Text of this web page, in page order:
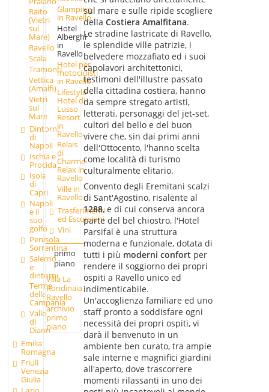
Raito
(Vietri
sul
Mare)
Ravello
Scala
Tramonti
Vettica
(Amalfi)
Vietri
sul
Mare
Dintorni
di
Napoli
Ischia e
Procida
Isola
di
Capri
Napoli
e il
suo
golfo
Penisola
Sorrentina
Salerno
e
dintorni
Terme
della
Campania
Vallo
di
Diano
Emilia
Romagna
Friuli
Venezia
Giulia
Glamping
in Ravello
Hotel
Alberghi
in
Ravello
Hotel per
motociclisti
in Ravello
Lifestyle
Hotel di
Lusso
Resort
in
Ravello
Relais
di
Charme
Relax in
Ravello
Ville in
Ravello
Trasferimenti
ed Escursioni
Vini
primo
piano
Villa La
Rondinaia
Ravello
archivio
primo
piano
sul mare e sulle ripide scogliere
della Costiera Amalfitana.
Le stradine lastricate di Ravello,
le splendide ville patrizie, i
belvedere mozzafiato ed i suoi
capolavori architettonici,
testimoni dell'illustre passato
della cittadina costiera, hanno
da sempre stregato artisti,
letterati, personaggi del jet-set,
cultori del bello e del buon
vivere che, sin dai primi anni
dell'Ottocento, l'hanno scelta
come località di turismo
culturalmente elitario.
Convento degli Eremitani scalzi
di Sant'Agostino, risalente al
1288, e di cui conserva ancora
parte del bel chiostro, l'Hotel
Parsifal è una struttura
moderna e funzionale, dotata di
tutti i più moderni confort per
rendere il soggiorno dei propri
ospiti a Ravello unico ed
indimenticabile.
Un'accoglienza familiare ed uno
staff pronto a soddisfare ogni
necessità dei propri ospiti, vi
darà il benvenuto in un
ambiente ben curato, tra ampie
sale interne e magnifici giardini
all'aperto, dove trascorrere
momenti rilassanti in uno dei